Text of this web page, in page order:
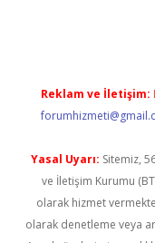
Reklam ve İletişim:
Yasal Uyarı: Sitemiz,
ve İletişim Kurumu
olarak hizmet
olarak denetleme veya